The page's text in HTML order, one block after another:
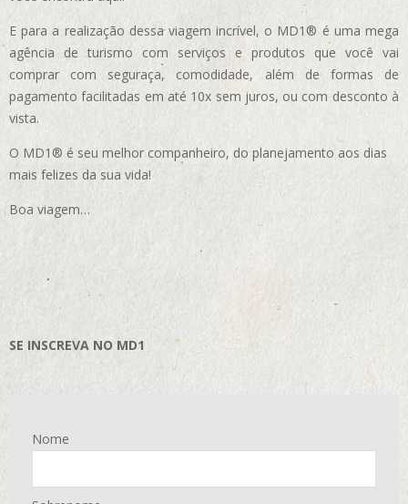
E para a realização dessa viagem incrível, o MD1® é uma mega
agência de turismo com serviços e produtos que você vai
comprar com seguraça, comodidade, além de formas de
pagamento facilitadas em até 10x sem juros, ou com desconto à
vista.
O MD1® é seu melhor companheiro, do planejamento aos dias
mais felizes da sua vida!
Boa viagem…
SE INSCREVA NO MD1
Nome